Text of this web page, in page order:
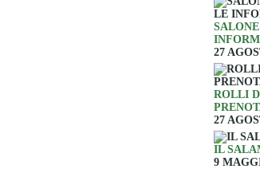
27
ROLLI
27
IL
9